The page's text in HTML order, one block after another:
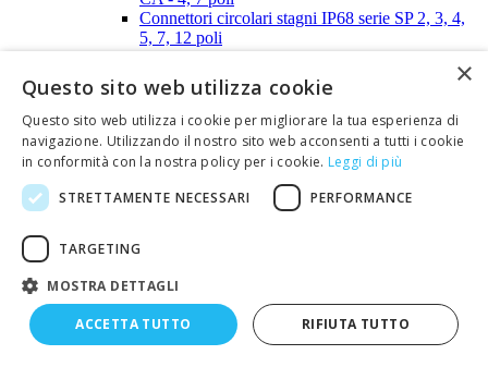
Connettori circolari stagni IP68 serie SP 2, 3, 4,
5, 7, 12 poli
Connettori Waterproof IP68 - Serie SP11 -
2,3,5 poli
Connettori Waterproof IP68 - Serie SP13 -
2,3,4,5 poli
Connettori Waterproof IP68 - Serie SP21 -
2,3,4 poli
Connettori Waterproof IP68 - Serie SP21 -
5, 7,12 poli
Connettori AMP serie SUPER SEAL -
Connettori STRIP-LINE
Connettori STRIP-LINE passo 2,54mm
Connettori SUB-D
Calotte, tappi e distanziali per connettori SUB-D
Calotte per SUB-D - 9 poli
×
Questo sito web utilizza cookie
Questo sito web utilizza i cookie per migliorare la tua esperienza di
navigazione. Utilizzando il nostro sito web acconsenti a tutti i cookie
in conformità con la nostra policy per i cookie. Leggi di più
STRETTAMENTE NECESSARI
PERFORMANCE
TARGETING
MOSTRA DETTAGLI
ACCETTA TUTTO RIFIUTA TUTTO